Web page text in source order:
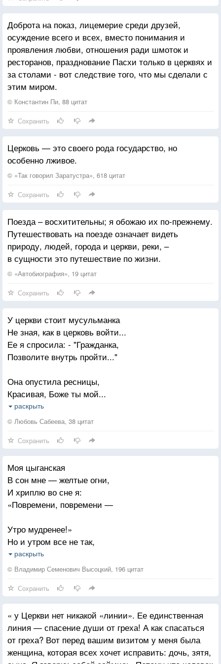
свободном обществе есть место для самых разных
убеждений, доктрин и сообществ. Однако
убеждённость в превосходстве науки вышла далеко
за пределы самой науки и стала символом веры
почти каждого человека.
Доброта на показ, лицемерие среди друзей,
осуждение всего и всех, вместо понимания и
проявления любви, отношения ради шмоток и
ресторанов, празднование Пасхи только в церквях и
за столами - вот следствие того, что мы сделали с
этим миром.
© Константин Пи, 88 цитат
Сохранить
Церковь — это своего рода государство, но
особенно лживое.
© «Так говорил Заратустра», 618 цитат
Сохранить
Поезда – восхитительны; я обожаю их по-прежнему.
Путешествовать на поезде означает видеть
природу, людей, города и церкви, реки, –
в сущности это путешествие по жизни.
© «Автобиография», 19 цитат
Сохранить
У церкви стоит мусульманка
Не зная, как в церковь войти...
Ее я спросила: - "Гражданка,
Позволите внутрь пройти..."
Она опустила ресницы,
Красивая, Боже ты мой...
И брови, как крылья синицы
Изогнуты, словно дугой...
Она постояла немного
Потом вдруг сказала:-"Постой,
Хочу попросить я у Бога
Войти туда с чистой душой...
Я свечку поставить хотела
Подставил под пули он тело
И сын мой остался живой...
Не знаю,как звали парнишку
В Афгане, Алима - сынишку
Ваш русский мальчишка спасал..."
Входи,дорогая, не бойся
Создатель над нами один...
- Мама,не плачь, успокойся...
раскрыть
© Любовь Сабеева, 38 цитат
Сохранить
Моя цыганская
В сон мне — желтые огни,
И хриплю во сне я:
«Повремени, повремени —
Утро мудренее!»
Но и утром все не так,
Нет того веселья:
Или куришь натощак,
Или пьешь с похмелья.
В кабаках — зеленый штоф,
Белые салфетки, —
Рай для нищих и шутов,
Мне ж — как птице в клетке.
раскрыть
© Владимир Семенович Высоцкий, 196 цитат
Сохранить
« у Церкви нет никакой «линии». Ее единственная
линия — спасение души от греха! А как спасаться
от греха? Вот перед вашим визитом у меня была
женщина, которая всех хочет исправить: дочь, зятя,